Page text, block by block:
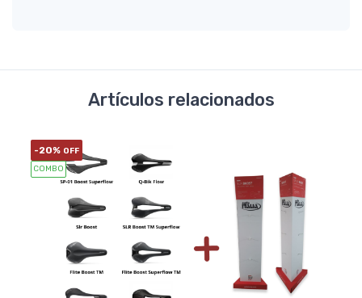
Artículos relacionados
-20% OFF
COMBO